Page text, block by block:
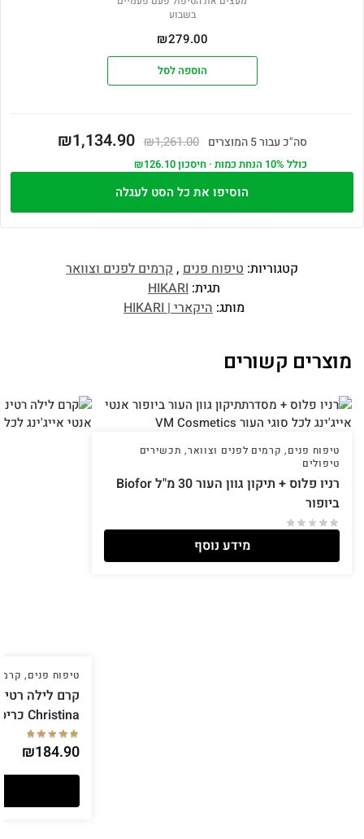
בשבוע
₪279.00
הוספה לסל
סה"כ עבור 5 המוצרים ₪1,261.00
₪1,134.90
כולל 10% הנחת כמות · חיסכון ₪126.10
הוסיפו את כל הסט לעגלה
קטגוריות: טיפוח פנים ,קרמים לפנים וצוואר
תגית: HIKARI
מותג: היקארי | HIKARI
מוצרים קשורים
טיפוח פנים, קרמים לפנים וצוואר, תכשירים
טיפולים
רניו פלוס + תיקון גוון העור 30 מ"ל Biofor
ביופור
מידע נוסף
טיפוח פנים,
Christina כריסטינה
₪184.90